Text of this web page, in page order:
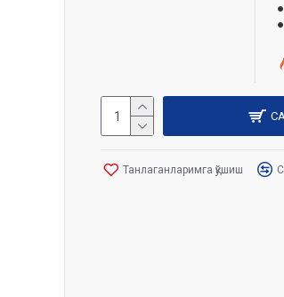
Танлаганларимга қўшиш